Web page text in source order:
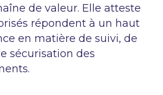
de valeur. Elle atteste
répondent à un haut
en matière de suivi, de
sécurisation des